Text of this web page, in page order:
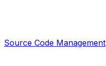
Source Code Management